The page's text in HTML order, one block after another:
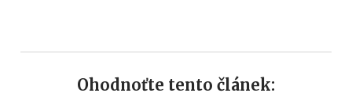
Ohodnoťte tento článek: